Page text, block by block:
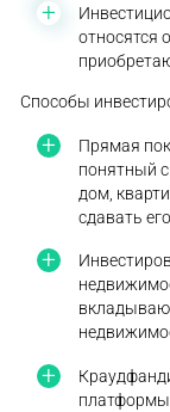
относятся
Способы
Прямая
понятный
дом,
сдавать